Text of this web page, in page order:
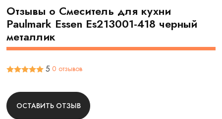
Отзывы о Смеситель для кухни
Paulmark Essen Es213001-418 черный
металлик
5 0 отзывов
ОСТАВИТЬ ОТЗЫВ